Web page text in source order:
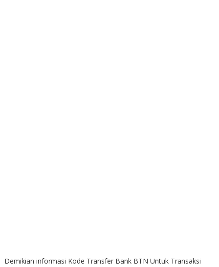
Demikian informasi Kode Transfer Bank BTN Untuk Transaksi